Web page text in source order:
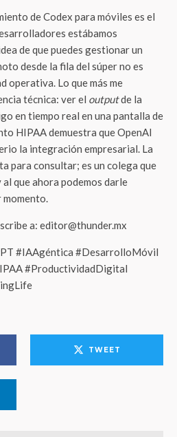
de Codex para móviles es el
estábamos
de que puedes gestionar un
desde la fila del súper no es
operativa. Lo que más me
técnica: ver el outputde la
en tiempo real en una pantalla de
HIPAA demuestra que OpenAI
la integración empresarial. La
para consultar; es un colega que
que ahora podemos darle
momento.
a: editor@thunder.mx
#IAAgéntica #DesarrolloMóvil
#ProductividadDigital
TWEET